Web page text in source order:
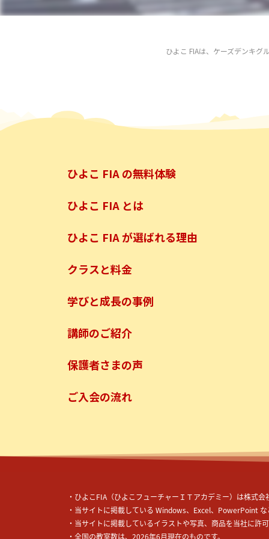
ひよこ FIAは、ケーズデンキグ
ひよこ FIA の無料体験
ひよこ FIA とは
ひよこ FIA が選ばれる理由
クラスと料金
学びと成長の事例
講師のご紹介
保護者さまの声
ご入会の流れ
・ひよこFIA （ひよこフューチャーＩＴアカデミー） は株式会
・当サイトに掲載している Windows、Excel、PowerPoint
・当サイトに掲載しているイラストや写真、商品を当社に許
・全国の教室数は、2026年6月現在のものです。